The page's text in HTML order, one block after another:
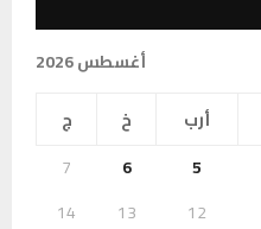
أغسطس 2026
أرب خ
ج
5
6
7
12
13
14